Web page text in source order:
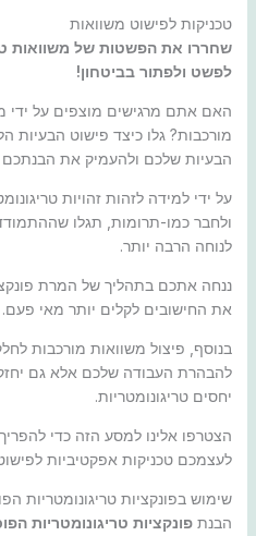
טכניקות לפישוט משוואות
שחררו את הפשטות של משוואות
לפשט ולפתור בביטחון!
האם אתם מרגישים מוצפים על ידי
מורכבות? גלו כיצד פישוט הבעיות
הבעיות שלכם ולהעמיק את
על ידי למידה לזהות זהויות
ולחבר כמו-תרומות, תגלו
לנוחה הרבה יותר.
ננחה אתכם בתהליך של המרת
את החישובים לקלים יותר מאי פעם.
בנוסף, פיצול משוואות מורכבות
להבהרת העבודה שלכם אלא גם
יחסים טריגונומטריות.
הצטרפו אלינו למסע הזה כדי
לעצמכם טכניקות אפקטיביות
שימוש בפונקציות טריגונומטריות
הבנת פונקציות טריגונומטריות